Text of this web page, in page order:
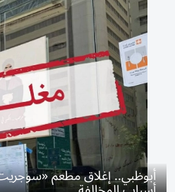
أبوظبي.. إغلاق مطعم